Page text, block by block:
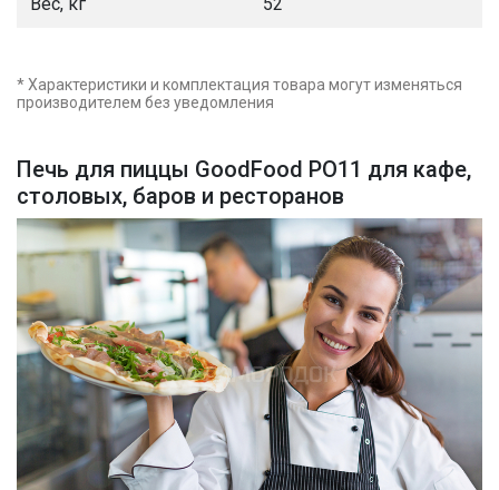
Печь для пиццы GoodFood PO11 для кафе,
столовых, баров и ресторанов
* Характеристики и комплектация товара могут изменяться
производителем без уведомления